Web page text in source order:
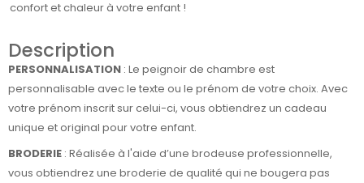
confort et chaleur à votre enfant !
Description
PERSONNALISATION : Le peignoir de chambre est
personnalisable avec le texte ou le prénom de votre choix. Avec
votre prénom inscrit sur celui-ci, vous obtiendrez un cadeau
unique et original pour votre enfant.
BRODERIE : Réalisée à l'aide d’une brodeuse professionnelle,
vous obtiendrez une broderie de qualité qui ne bougera pas